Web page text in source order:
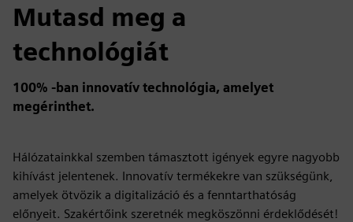
Mutasd meg a
technológiát
100% -ban innovatív technológia, amelyet
megérinthet.
Hálózatainkkal szemben támasztott igények egyre nagyobb
kihívást jelentenek. Innovatív termékekre van szükségünk,
amelyek ötvözik a digitalizáció és a fenntarthatóság
előnyeit. Szakértőink szeretnék megköszönni érdeklődését!